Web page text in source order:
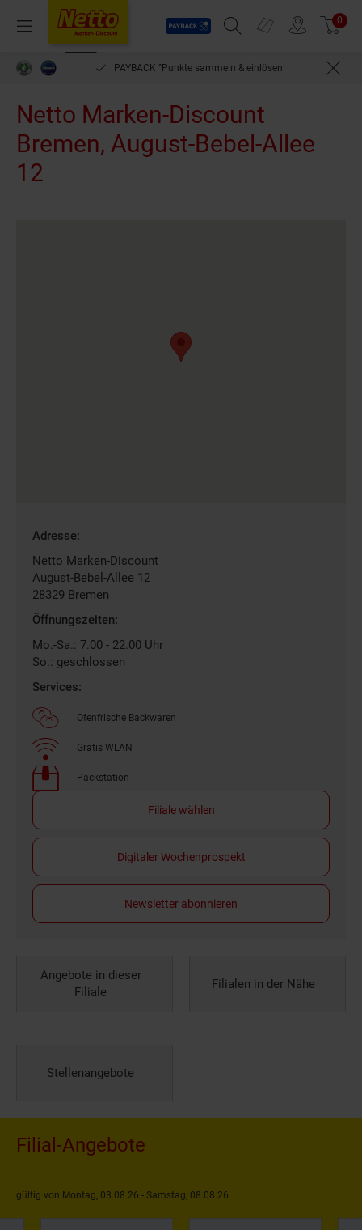
Menü
Payback
Suchfeld einblenden
Prospekte 0
PAYBACK °Punkte sammeln & einlösen
Netto Marken-Discount
Bremen, August-Bebel-Allee
12
Gefundene
Filiale
Adresse:
Netto Marken-Discount
August-Bebel-Allee 12
28329 Bremen
Öffnungszeiten:
Mo.-Sa.: 7.00 - 22.00 Uhr
So.: geschlossen
Services:
Ofenfrische Backwaren
Gratis WLAN
Packstation
Filiale wählen
Digitaler Wochenprospekt
Newsletter abonnieren
Angebote in dieser
Filiale
Filialen in der Nähe
Stellenangebote
Filial-Angebote
gültig von Montag, 03.08.26 - Samstag, 08.08.26